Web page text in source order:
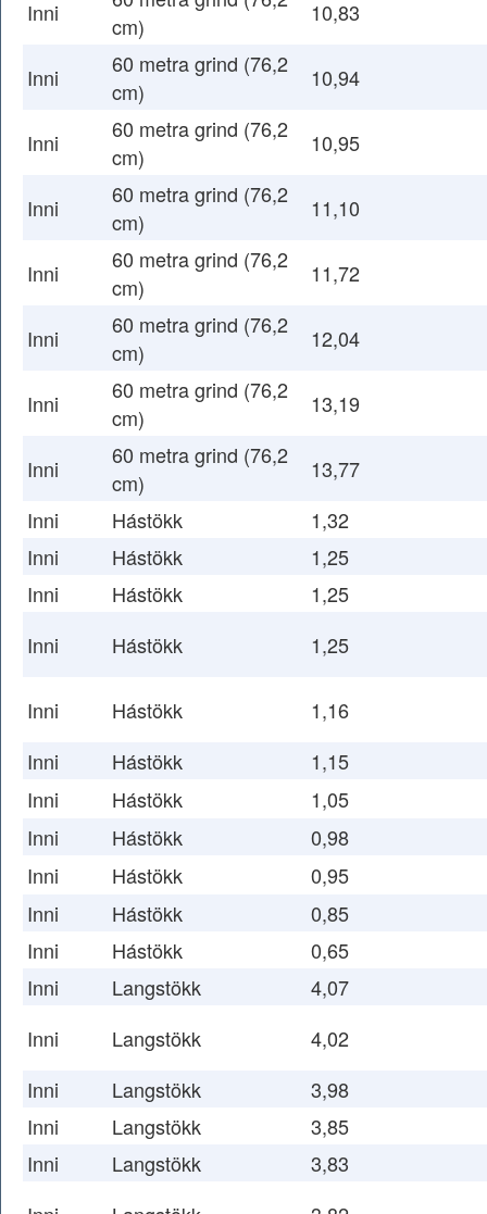
Inni
cm)
10,83
Inni
60 metra grind (76,2
cm)
10,94
Inni
60 metra grind (76,2
cm)
10,95
Inni
60 metra grind (76,2
cm)
11,10
Inni
60 metra grind (76,2
cm)
11,72
Inni
60 metra grind (76,2
cm)
12,04
Inni
60 metra grind (76,2
cm)
13,19
Inni
60 metra grind (76,2
cm)
13,77
Inni
Hástökk
1,32
Inni
Hástökk
1,25
Inni
Hástökk
1,25
Inni
Hástökk 1,25
Inni Hástökk
1,16
Inni
Hástökk
1,15
Inni
Hástökk
1,05
Inni
Hástökk
0,98
Inni
Hástökk
0,95
Inni
Hástökk
0,85
Inni
Hástökk
0,65
Inni
Langstökk
4,07
Inni
Langstökk
4,02
Inni
Langstökk
3,98
Inni
Langstökk
3,85
Inni
Langstökk
3,83